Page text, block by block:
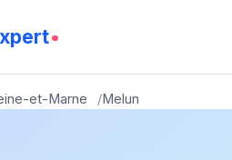
et-Marne Melun